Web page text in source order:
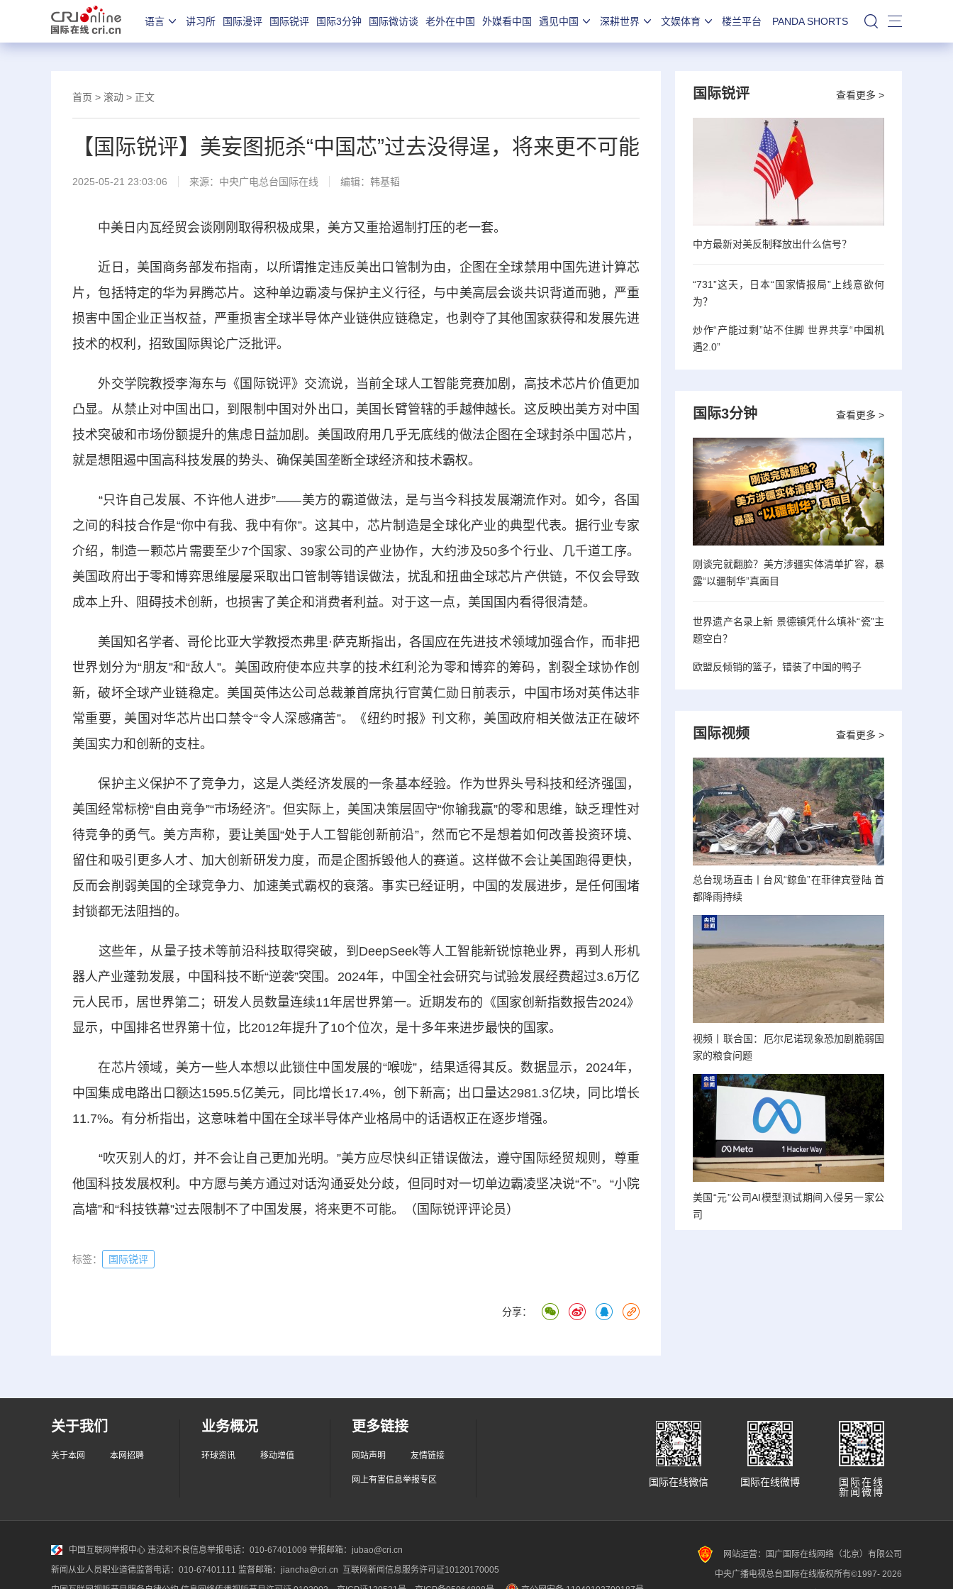
语言 讲习所 国际漫评 国际锐评 国际3分钟 国际微访谈 老外在中国 外媒看中国 遇见中国 深耕世界 文娱体育 楼兰平台 PANDA SHORTS 站内搜索
首页 > 滚动 > 正文
【国际锐评】美妄图扼杀“中国芯”过去没得逞，将来更不可能
2025-05-21 23:03:06 来源：中央广电总台国际在线 编辑：韩基韬
中美日内瓦经贸会谈刚刚取得积极成果，美方又重拾遏制打压的老一套。
近日，美国商务部发布指南，以所谓推定违反美出口管制为由，企图在全球禁用中国先进计算芯
片，包括特定的华为昇腾芯片。这种单边霸凌与保护主义行径，与中美高层会谈共识背道而驰，严重
损害中国企业正当权益，严重损害全球半导体产业链供应链稳定，也剥夺了其他国家获得和发展先进
技术的权利，招致国际舆论广泛批评。
外交学院教授李海东与《国际锐评》交流说，当前全球人工智能竞赛加剧，高技术芯片价值更加
凸显。从禁止对中国出口，到限制中国对外出口，美国长臂管辖的手越伸越长。这反映出美方对中国
技术突破和市场份额提升的焦虑日益加剧。美国政府用几乎无底线的做法企图在全球封杀中国芯片，
就是想阻遏中国高科技发展的势头、确保美国垄断全球经济和技术霸权。
“只许自己发展、不许他人进步”——美方的霸道做法，是与当今科技发展潮流作对。如今，各国
之间的科技合作是“你中有我、我中有你”。这其中，芯片制造是全球化产业的典型代表。据行业专家
介绍，制造一颗芯片需要至少7个国家、39家公司的产业协作，大约涉及50多个行业、几千道工序。
美国政府出于零和博弈思维屡屡采取出口管制等错误做法，扰乱和扭曲全球芯片产供链，不仅会导致
成本上升、阻碍技术创新，也损害了美企和消费者利益。对于这一点，美国国内看得很清楚。
美国知名学者、哥伦比亚大学教授杰弗里·萨克斯指出，各国应在先进技术领域加强合作，而非把
世界划分为“朋友”和“敌人”。美国政府使本应共享的技术红利沦为零和博弈的筹码，割裂全球协作创
新，破坏全球产业链稳定。美国英伟达公司总裁兼首席执行官黄仁勋日前表示，中国市场对英伟达非
常重要，美国对华芯片出口禁令“令人深感痛苦”。《纽约时报》刊文称，美国政府相关做法正在破坏
美国实力和创新的支柱。
保护主义保护不了竞争力，这是人类经济发展的一条基本经验。作为世界头号科技和经济强国，
美国经常标榜“自由竞争”“市场经济”。但实际上，美国决策层固守“你输我赢”的零和思维，缺乏理性对
待竞争的勇气。美方声称，要让美国“处于人工智能创新前沿”，然而它不是想着如何改善投资环境、
留住和吸引更多人才、加大创新研发力度，而是企图拆毁他人的赛道。这样做不会让美国跑得更快，
反而会削弱美国的全球竞争力、加速美式霸权的衰落。事实已经证明，中国的发展进步，是任何围堵
封锁都无法阻挡的。
这些年，从量子技术等前沿科技取得突破，到DeepSeek等人工智能新锐惊艳业界，再到人形机
器人产业蓬勃发展，中国科技不断“逆袭”突围。2024年，中国全社会研究与试验发展经费超过3.6万亿
元人民币，居世界第二；研发人员数量连续11年居世界第一。近期发布的《国家创新指数报告2024》
显示，中国排名世界第十位，比2012年提升了10个位次，是十多年来进步最快的国家。
在芯片领域，美方一些人本想以此锁住中国发展的“喉咙”，结果适得其反。数据显示，2024年，
中国集成电路出口额达1595.5亿美元，同比增长17.4%，创下新高；出口量达2981.3亿块，同比增长
11.7%。有分析指出，这意味着中国在全球半导体产业格局中的话语权正在逐步增强。
“吹灭别人的灯，并不会让自己更加光明。”美方应尽快纠正错误做法，遵守国际经贸规则，尊重
他国科技发展权利。中方愿与美方通过对话沟通妥处分歧，但同时对一切单边霸凌坚决说“不”。“小院
高墙”和“科技铁幕”过去限制不了中国发展，将来更不可能。（国际锐评评论员）
标签： 国际锐评
分享：
查看更多 >
国际锐评
中方最新对美反制释放出什么信号？
“731”这天，日本“国家情报局”上线意欲何
为？
炒作“产能过剩”站不住脚 世界共享“中国机
遇2.0”
查看更多 >
国际3分钟
刚谈完就翻脸？美方涉疆实体清单扩容，暴
露“以疆制华”真面目
世界遗产名录上新 景德镇凭什么填补“瓷”主
题空白？
欧盟反倾销的篮子，错装了中国的鸭子
查看更多 >
国际视频
总台现场直击丨台风“鲸鱼”在菲律宾登陆 首
都降雨持续
视频丨联合国：厄尔尼诺现象恐加剧脆弱国
家的粮食问题
美国“元”公司AI模型测试期间入侵另一家公
司
关于我们
关于本网 本网招聘
业务概况
环球资讯 移动增值
更多链接
网站声明 友情链接
网上有害信息举报专区
国际在线
新闻微博
国际在线微博
国际在线微信
中国互联网举报中心 违法和不良信息举报电话：010-67401009 举报邮箱：jubao@cri.cn
新闻从业人员职业道德监督电话：010-67401111 监督邮箱：jiancha@cri.cn 互联网新闻信息服务许可证10120170005
网站运营：国广国际在线网络（北京）有限公司
中央广播电视总台国际在线版权所有©1997- 2026